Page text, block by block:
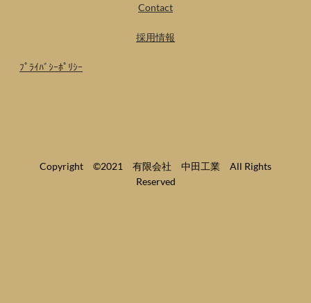
Contact
採用情報
ﾌﾟﾗｲﾊﾞｼｰﾎﾟﾘｼｰ
Copyright ©2021 有限会社 中田工業 All Rights
Reserved